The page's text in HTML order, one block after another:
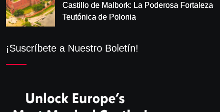
Castillo de Malbork: La Poderosa Fortaleza
Teutónica de Polonia
¡Suscríbete a Nuestro Boletín!